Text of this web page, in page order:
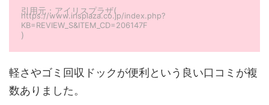
引用元：アイリスプラザ(
https://www.irisplaza.co.jp/index.php?
KB=REVIEW_S&ITEM_CD=206147F
)
軽さやゴミ回収ドックが便利という良い口コミが複
数ありました。